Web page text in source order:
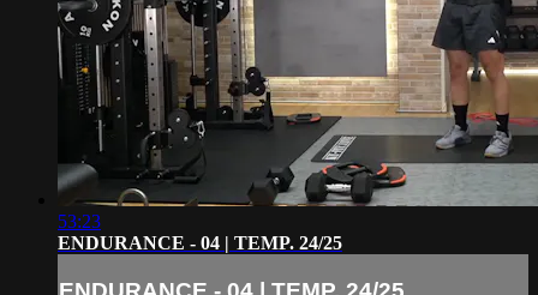
53:23
ENDURANCE - 04 | TEMP. 24/25